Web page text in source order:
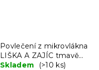
Povlečení z mikrovlákna
LIŠKA A ZAJÍC tmavě
zelené
Skladem (>10 ks)